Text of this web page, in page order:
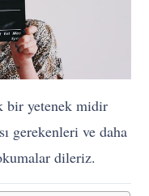
bir yetenek midir
gerekenleri ve daha
dileriz.